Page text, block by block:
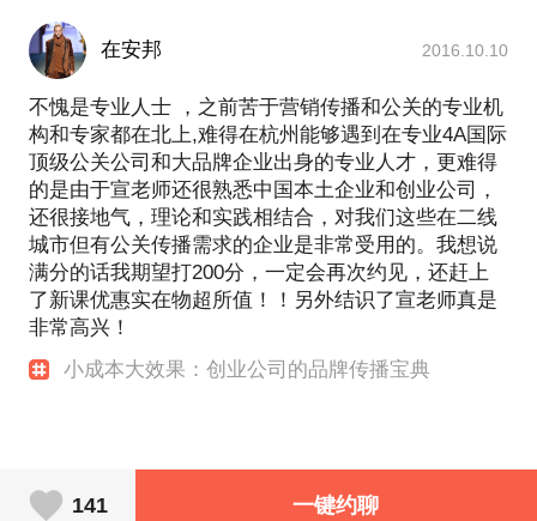
在安邦 2016.10.10
不愧是专业人士 ，之前苦于营销传播和公关的专业机
构和专家都在北上,难得在杭州能够遇到在专业4A国际
顶级公关公司和大品牌企业出身的专业人才，更难得
的是由于宣老师还很熟悉中国本土企业和创业公司，
还很接地气，理论和实践相结合，对我们这些在二线
城市但有公关传播需求的企业是非常受用的。我想说
满分的话我期望打200分，一定会再次约见，还赶上
了新课优惠实在物超所值！！另外结识了宣老师真是
非常高兴！
小成本大效果：创业公司的品牌传播宝典
141 一键约聊